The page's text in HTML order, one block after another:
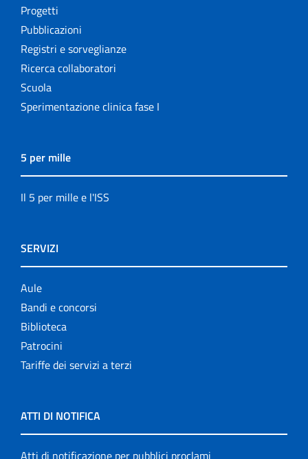
Progetti
Pubblicazioni
Registri e sorveglianze
Ricerca collaboratori
Scuola
Sperimentazione clinica fase I
5 per mille
Il 5 per mille e l'ISS
SERVIZI
Aule
Bandi e concorsi
Biblioteca
Patrocini
Tariffe dei servizi a terzi
ATTI DI NOTIFICA
Atti di notificazione per pubblici proclami